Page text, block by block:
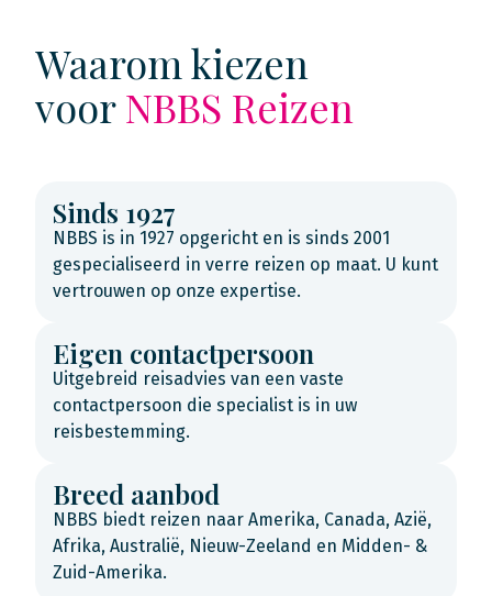
Waarom kiezen
voorNBBS Reizen
Sinds 1927
NBBS is in 1927 opgericht en is sinds 2001
gespecialiseerd in verre reizen op maat. U kunt
vertrouwen op onze expertise.
Eigen contactpersoon
Uitgebreid reisadvies van een vaste
contactpersoon die specialist is in uw
reisbestemming.
Breed aanbod
NBBS biedt reizen naar Amerika, Canada, Azië,
Afrika, Australië, Nieuw-Zeeland en Midden- &
Zuid-Amerika.